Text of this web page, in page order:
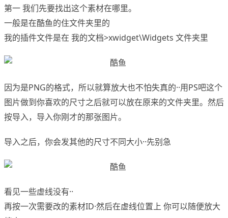
第一 我们先要找出这个素材在哪里。
一般是在酷鱼的住文件夹里的
我的插件文件是在 我的文档>xwidget\Widgets 文件夹里
因为是PNG的格式，所以就算放大也不怕失真的··用PS吧这个
图片做到你喜欢的尺寸之后就可以放在原来的文件夹里。然后
按导入，导入你刚才的那张图片。
导入之后，你会发其他的尺寸不同大小··先别急
看见一些虚线没有··
再按一次需要改的素材ID·然后在虚线位置上 你可以随便放大